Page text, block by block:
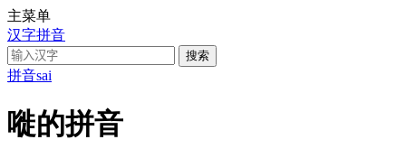
主菜单
汉字拼音
拼音sai
嘥的拼音